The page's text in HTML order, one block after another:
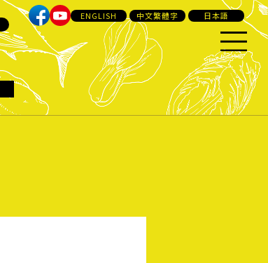
ENGLISH 中文繁體字 日本語